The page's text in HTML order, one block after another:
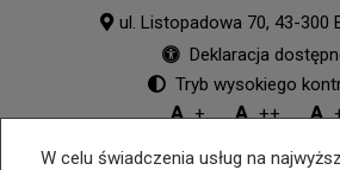
W celu świadczenia usług na
ul. Listopadowa 70, 43-300
Deklaracja
Tryb wysokiego
+
++
© 2026 WizjaNet Wszystkie